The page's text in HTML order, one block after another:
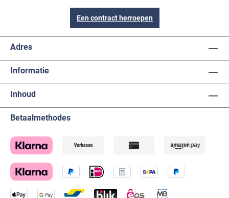
Een contract herroepen
Adres
Informatie
Inhoud
Betaalmethodes